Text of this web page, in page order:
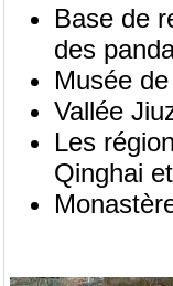
Base de
des
Musée
Vallée
Les
Qinghai